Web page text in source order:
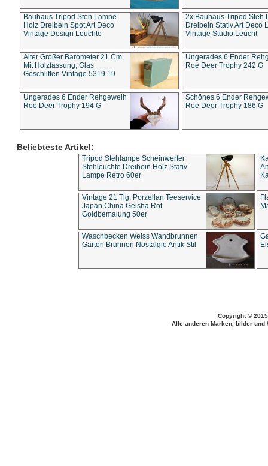
Bauhaus Tripod Steh Lampe
Holz Dreibein Spot Art Deco
Vintage Design Leuchte
2x Bauhaus Tripod Steh
Dreibein Stativ Art Deco
Vintage Studio Leucht
Alter Großer Barometer 21 Cm
Mit Holzfassung, Glas
Geschliffen Vintage 5319 19
Ungerades 6 Ender
Roe Deer Trophy 242 G
Ungerades 6 Ender Rehgeweih
Roe Deer Trophy 194 G
Schönes 6 Ender
Roe Deer Trophy 186 G
Beliebteste Artikel:
Tripod Stehlampe Scheinwerfer
Stehleuchte Dreibein Holz Stativ
Lampe Retro 60er
Vintage 21 Tlg. Porzellan Teeservice
Japan China Geisha Rot
Goldbemalung 50er
Waschbecken Weiss Wandbrunnen
Garten Brunnen Nostalgie Antik Stil
Copyright ©
Alle anderen Marken, bilder und